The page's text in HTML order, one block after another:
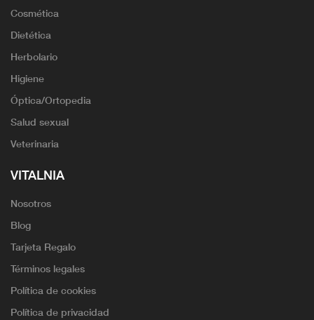
Cosmética
Dietética
Herbolario
Higiene
Óptica/Ortopedia
Salud sexual
Veterinaria
VITALNIA
Nosotros
Blog
Tarjeta Regalo
Términos legales
Política de cookies
Política de privacidad